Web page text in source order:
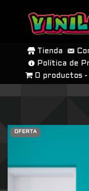
SALTAR
CONTENIDO
Tienda
Política de
0 productos
OFERTA